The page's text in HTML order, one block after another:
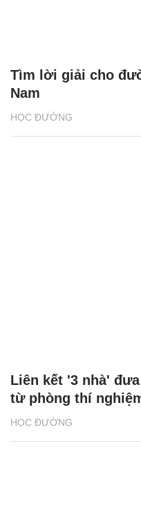
HỌC ĐƯỜNG
Tìm lời giải cho
Nam
HỌC ĐƯỜNG
Liên kết '3 nhà'
từ phòng thí